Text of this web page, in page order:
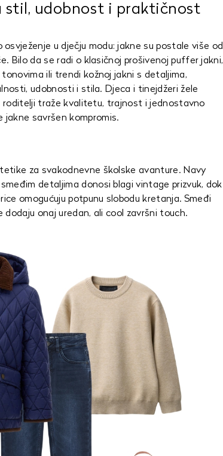
stil, udobnost i praktičnost
u dječju modu: jakne su postale više od
Bilo da se radi o klasičnoj prošivenoj puffer jakni,
ili trendi kožnoj jakni s detaljima,
udobnosti i stila. Djeca i tinejdžeri žele
roditelji traže kvalitetu, trajnost i jednostavno
jakne savršen kompromis.
za svakodnevne školske avanture. Navy
detaljima donosi blagi vintage prizvuk, dok
omogućuju potpunu slobodu kretanja. Smeđi
onaj uredan, ali cool završni touch.